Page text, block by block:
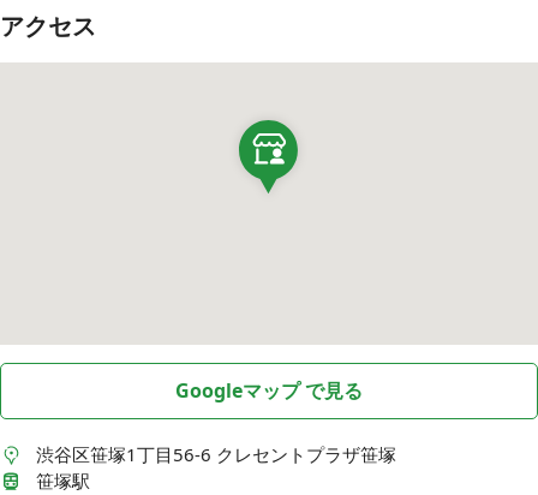
アクセス
Googleマップ で見る
渋谷区笹塚1丁目56-6 クレセントプラザ笹塚
笹塚駅